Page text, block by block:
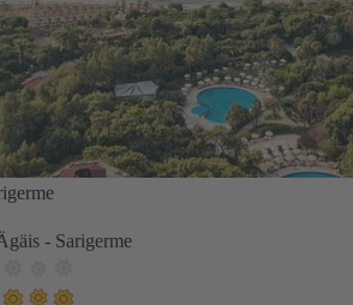
- Sarigerme